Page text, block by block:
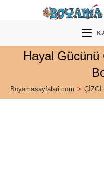
Hayal Gücünü
Boyamasayfalari.com > ÇİZGİ